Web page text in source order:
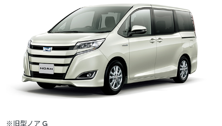
※旧型ノア G